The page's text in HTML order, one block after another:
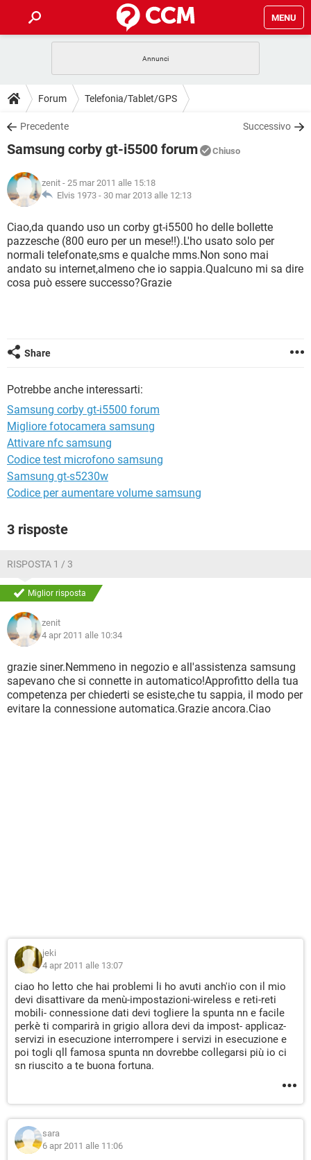
MENU
INTRATTENIMENTO ANDROID
iOS
INSTAGRAM WHATSAPP
TIKTOK
HARDWARE
GUIDE
COVID-19 GAMING
INSTAGRAM
TIKTOK
HARDWARE
DOWNLOAD
COVID-19 GAMING
INTRATTENIMENTO
iOS WINDOWS 10
INSTAGRAM WHATSAPP
TIKTOK FACEBOOK
HARDWARE
COVID-19
INTRATTENIMENTO
iOS WINDOWS 10
INSTAGRAM WHATSAPP
TIKTOK FACEBOOK
GLOSSARIO
COVID-19 GAMING
INTRATTENIMENTO ANDROID
iOS WINDOWS 10
INSTAGRAM
Forum Telefonia/Tablet/GPS
Precedente Successivo
Samsung corby gt-i5500 forum Chiuso
zenit - 25 mar 2011 alle 15:18
Elvis 1973 - 30 mar 2013 alle 12:13
Ciao,da quando uso un corby gt-i5500 ho delle bollette
pazzesche (800 euro per un mese!!).L'ho usato solo per
normali telefonate,sms e qualche mms.Non sono mai
andato su internet,almeno che io sappia.Qualcuno mi sa dire
cosa può essere successo?Grazie
Share
Potrebbe anche interessarti:
Samsung corby gt-i5500 forum
Migliore fotocamera samsung
Attivare nfc samsung
Codice test microfono samsung
Samsung gt-s5230w
Codice per aumentare volume samsung
3 risposte
RISPOSTA 1 / 3
Miglior risposta
zenit
4 apr 2011 alle 10:34
grazie siner.Nemmeno in negozio e all'assistenza samsung
sapevano che si connette in automatico!Approfitto della tua
competenza per chiederti se esiste,che tu sappia, il modo per
evitare la connessione automatica.Grazie ancora.Ciao
jeki
4 apr 2011 alle 13:07
ciao ho letto che hai problemi li ho avuti anch'io con il mio
devi disattivare da menù-impostazioni-wireless e reti-reti
mobili- connessione dati devi togliere la spunta nn e facile
perkè ti comparirà in grigio allora devi da impost- applicaz-
servizi in esecuzione interrompere i servizi in esecuzione e
poi togli qll famosa spunta nn dovrebbe collegarsi più io ci
sn riuscito a te buona fortuna.
sara
6 apr 2011 alle 11:06